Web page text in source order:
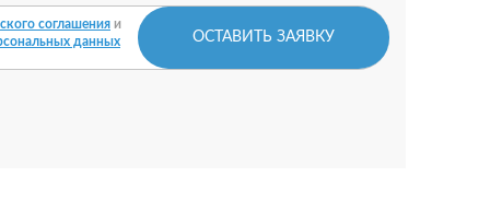
соглашения и
данных
ОСТАВИТЬ ЗАЯВКУ